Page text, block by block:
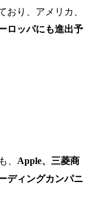
おり、アメリカ、
ロッパにも進出予
、 Apple、三菱商
ディングカンパニ